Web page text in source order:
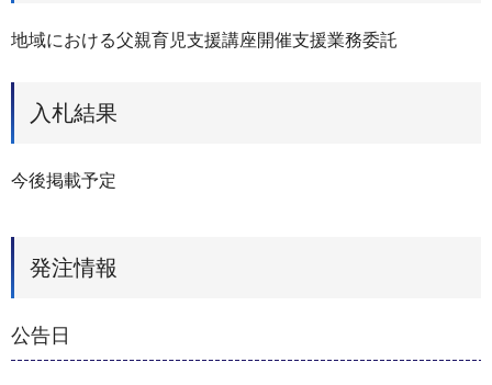
地域における父親育児支援講座開催支援業務委託
入札結果
今後掲載予定
発注情報
公告日